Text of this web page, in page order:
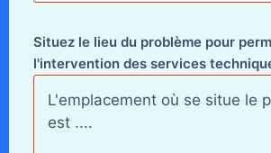
Situez le lieu du problème pour
l'intervention des services